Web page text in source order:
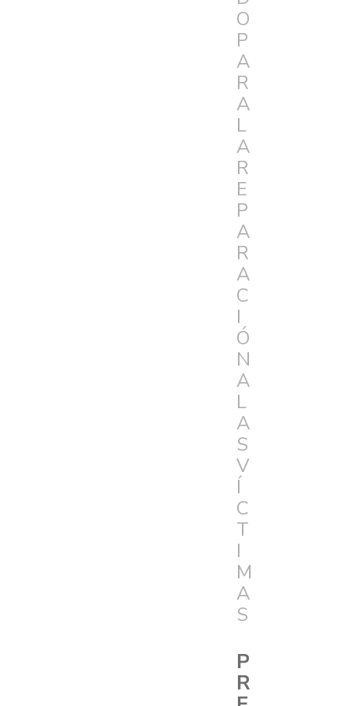
O
P
A
R
A
L
A
R
E
P
A
R
A
C
I
Ó
N
A
L
A
S
V
Í
C
T
I
M
A
S
P
R